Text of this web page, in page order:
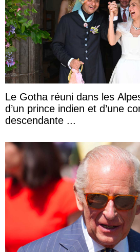
Le Gotha réuni dans les
d’un prince indien et d’une
descendante ...